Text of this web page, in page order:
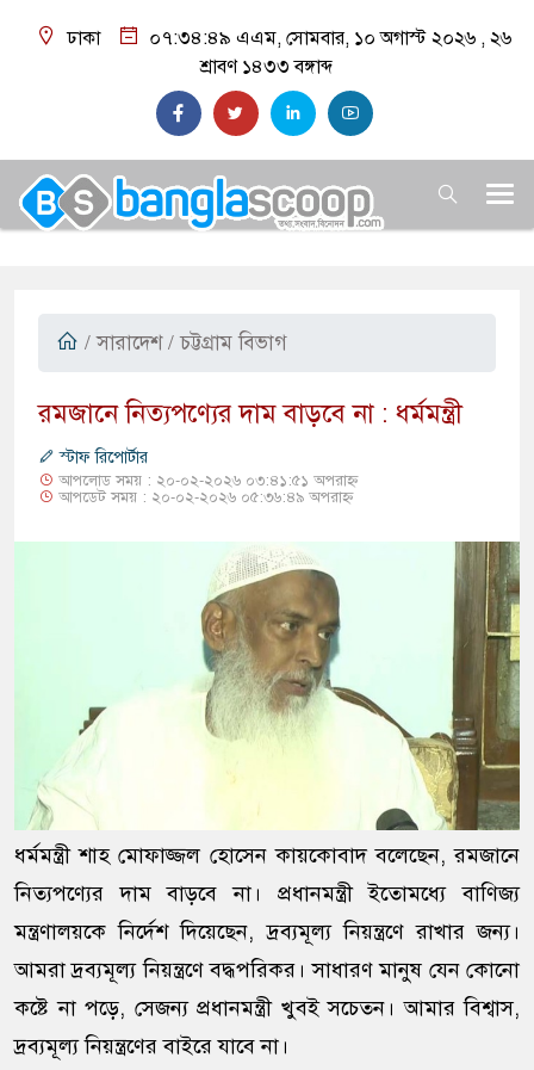
ঢাকা ০৭:৩৪:৫০ এএম, সোমবার, ১০ অগাস্ট ২০২৬ , ২৬
শ্রাবণ ১৪৩৩ বঙ্গাব্দ
/ সারাদেশ / চট্টগ্রাম বিভাগ
​রমজানে নিত্যপণ্যের দাম বাড়বে না : ধর্মমন্ত্রী
স্টাফ রিপোর্টার
আপলোড সময় : ২০-০২-২০২৬ ০৩:৪১:৫১ অপরাহ্ন
আপডেট সময় : ২০-০২-২০২৬ ০৫:৩৬:৪৯ অপরাহ্ন
ধর্মমন্ত্রী শাহ মোফাজ্জল হোসেন কায়কোবাদ বলেছেন, রমজানে
নিত্যপণ্যের দাম বাড়বে না। প্রধানমন্ত্রী ইতোমধ্যে বাণিজ্য
মন্ত্রণালয়কে নির্দেশ দিয়েছেন, দ্রব্যমূল্য নিয়ন্ত্রণে রাখার জন্য।
আমরা দ্রব্যমূল্য নিয়ন্ত্রণে বদ্ধপরিকর। সাধারণ মানুষ যেন কোনো
কষ্টে না পড়ে, সেজন্য প্রধানমন্ত্রী খুবই সচেতন। আমার বিশ্বাস,
দ্রব্যমূল্য নিয়ন্ত্রণের বাইরে যাবে না।